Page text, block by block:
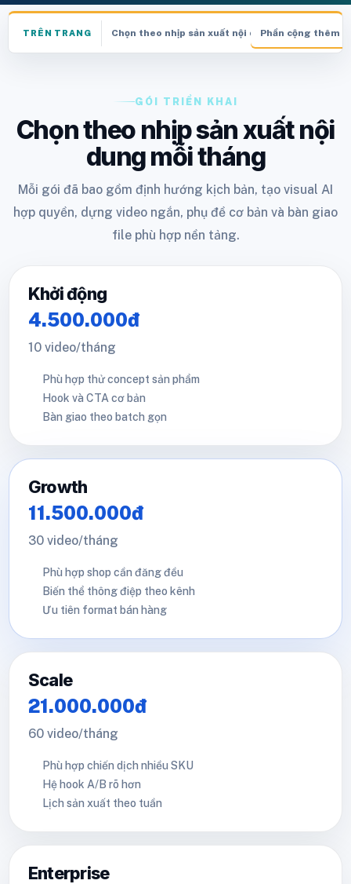
TRÊN TRANG Chọn theo nhịp sản xuất nội dung mỗi tháng
Phần cộng thêm
GÓI TRIỂN KHAI
Chọn theo nhịp sản xuất nội
dung mỗi tháng
Mỗi gói đã bao gồm định hướng kịch bản, tạo visual AI
hợp quyền, dựng video ngắn, phụ đề cơ bản và bàn giao
file phù hợp nền tảng.
Khởi động
4.500.000đ
10 video/tháng
Phù hợp thử concept sản phẩm
Hook và CTA cơ bản
Bàn giao theo batch gọn
Growth
11.500.000đ
30 video/tháng
Phù hợp shop cần đăng đều
Biến thể thông điệp theo kênh
Ưu tiên format bán hàng
Scale
21.000.000đ
60 video/tháng
Phù hợp chiến dịch nhiều SKU
Hệ hook A/B rõ hơn
Lịch sản xuất theo tuần
Enterprise